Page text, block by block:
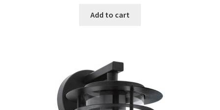
was:
Add to cart